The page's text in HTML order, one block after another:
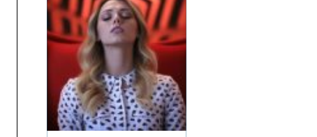
og kan ofte lindre
smerter, forbedre
bevægeligheden og
forebygge nye p...